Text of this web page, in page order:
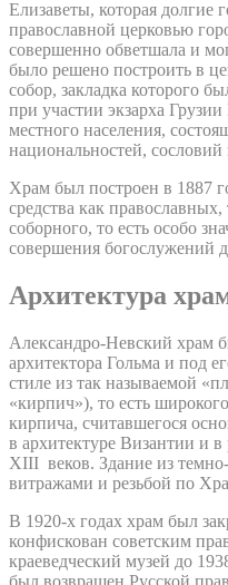
Елизаветы, которая долгие
православной церковью
совершенно обветшала и
было решено построить в
собор, закладка которого
при участии экзарха
местного населения,
национальностей,
Храм был построен в 1887
средства как
соборного, то есть особо
совершения богослужений
Архитектура
Александро-Невский храм
архитектора Гольма и под
стиле из так называемой
«кирпич»), то есть
кирпича, считавшегося
в архитектуре Византии и
XIII веков. Здание из
витражами и резьбой по
В 1920-х годах храм был
конфискован советским
краеведческий музей до
был возвращен Русской